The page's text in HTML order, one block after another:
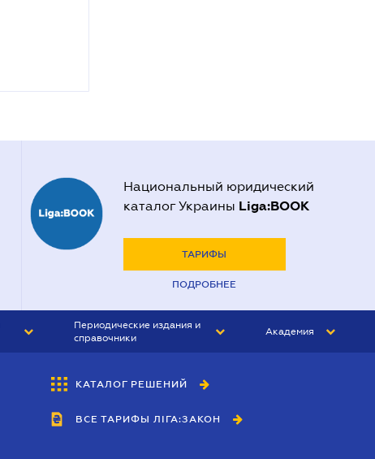
Национальный юридический
каталог Украины Liga:BOOK
ТАРИФЫ
ПОДРОБНЕЕ
Периодические издания и
справочники
БУХГАЛТЕР&ЗАКОН
ВЕСТНИК МСФО
Академия
КАТАЛОГ РЕШЕНИЙ
ВСЕ ТАРИФЫ ЛІГА:ЗАКОН